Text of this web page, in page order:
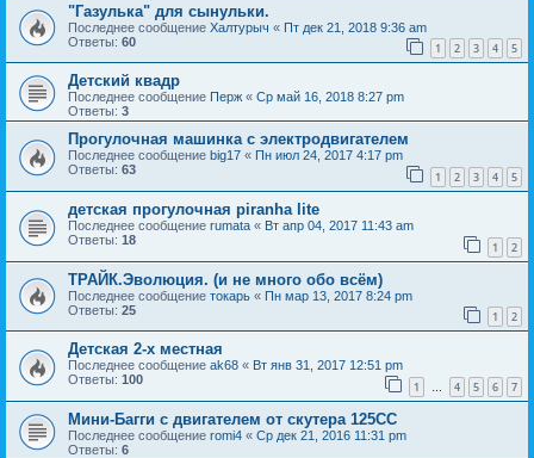
"Газулька" для сынульки.
Последнее сообщение Халтурыч « Пт дек 21, 2018 9:36 am
Ответы: 60 1 2 3 4 5
Детский квадр
Последнее сообщение Перж « Ср май 16, 2018 8:27 pm
Ответы: 3
Прогулочная машинка с электродвигателем
Последнее сообщение big17 « Пн июл 24, 2017 4:17 pm
Ответы: 63 1 2 3 4 5
детская прогулочная piranha lite
Последнее сообщение rumata « Вт апр 04, 2017 11:43 am
Ответы: 18 1 2
ТРАЙК.Эволюция. (и не много обо всём)
Последнее сообщение токарь « Пн мар 13, 2017 8:24 pm
Ответы: 25 1 2
Детская 2-х местная
Последнее сообщение ak68 « Вт янв 31, 2017 12:51 pm
Ответы: 100 1 … 4 5 6 7
Мини-Багги с двигателем от скутера 125СС
Последнее сообщение romi4 « Ср дек 21, 2016 11:31 pm
Ответы: 6